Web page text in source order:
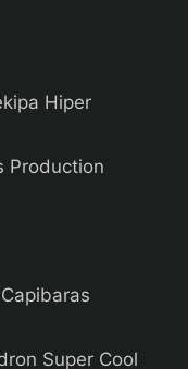
Hiper
Production
Super Cool